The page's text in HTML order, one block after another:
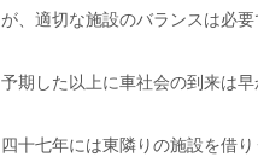
が、適切な施設のバランスは必要
予期した以上に車社会の到来は
四十七年には東隣りの施設を借